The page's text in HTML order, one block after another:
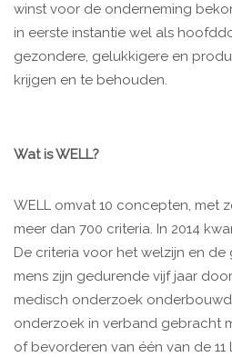
winst voor de onderneming
in eerste instantie wel als
gezondere, gelukkigere en
krijgen en te behouden.
Wat is WELL?
WELL omvat 10 concepten, met
meer dan 700 criteria. In 2014
De criteria voor het welzijn en
mens zijn gedurende vijf jaar
medisch onderzoek
onderzoek in verband gebracht
of bevorderen van één van de 11